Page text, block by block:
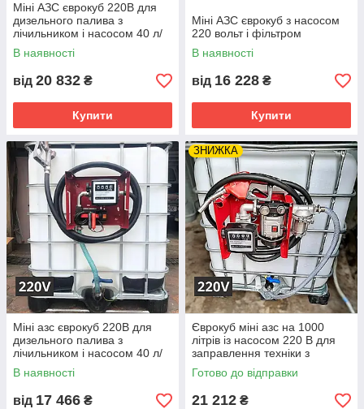
Міні АЗС єврокуб 220В для
дизельного палива з
лічильником і насосом 40 л/
хв
В наявності
від 20 832 ₴
Купити
Міні АЗС єврокуб з насосом
220 вольт і фільтром
В наявності
від 16 228 ₴
Купити
Міні азс єврокуб 220В для
дизельного палива з
лічильником і насосом 40 л/
хв
В наявності
від 17 466 ₴
ЗНИЖКА
Єврокуб міні азс на 1000
літрів із насосом 220 В для
заправлення техніки з
автоматичним паливним
пістолетом
Готово до відправки
21 212 ₴